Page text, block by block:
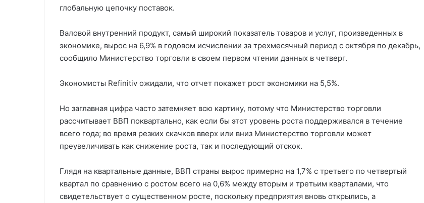
глобальную цепочку поставок.
Валовой внутренний продукт, самый широкий показатель товаров и услуг, произведенных в
экономике, вырос на 6,9% в годовом исчислении за трехмесячный период с октября по декабрь,
сообщило Министерство торговли в своем первом чтении данных в четверг.
Экономисты Refinitiv ожидали, что отчет покажет рост экономики на 5,5%.
Но заглавная цифра часто затемняет всю картину, потому что Министерство торговли
рассчитывает ВВП поквартально, как если бы этот уровень роста поддерживался в течение
всего года; во время резких скачков вверх или вниз Министерство торговли может
преувеличивать как снижение роста, так и последующий отскок.
Глядя на квартальные данные, ВВП страны вырос примерно на 1,7% с третьего по четвертый
квартал по сравнению с ростом всего на 0,6% между вторым и третьим кварталами, что
свидетельствует о существенном росте, поскольку предприятия вновь открылись, а